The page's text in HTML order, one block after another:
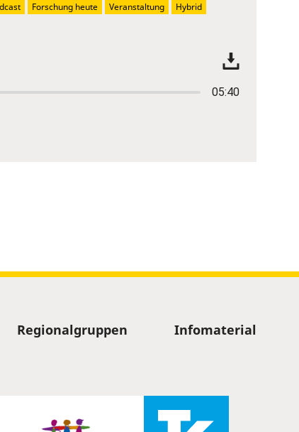
05:40
Forschung heute Veranstaltung Hybrid
Regionalgruppen Infomaterial